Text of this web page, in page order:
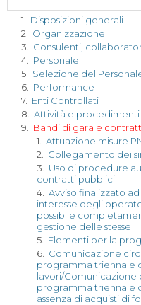
1. Disposizioni generali
2. Organizzazione
3. Consulenti,
4. Personale
5. Selezione del
6. Performance
7. Enti Controllati
8. Attività e procedimenti
9. Bandi di gara e
1. Attuazione misure
2. Collegamento dei
3. Uso di procedure
contratti pubblici
4. Avviso finalizzato
interesse degli
possibile
gestione delle stesse
5. Elementi per la
6. Comunicazione
programma triennale
lavori/Comunicazione
programma triennale
assenza di acquisti di